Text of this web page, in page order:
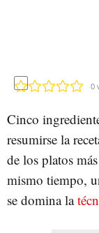
0
Cinco
resumirse la
de los platos
mismo tiempo,
se domina la